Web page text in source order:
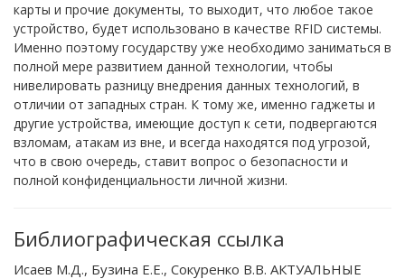
карты и прочие документы, то выходит, что любое такое
устройство, будет использовано в качестве RFID системы.
Именно поэтому государству уже необходимо заниматься в
полной мере развитием данной технологии, чтобы
нивелировать разницу внедрения данных технологий, в
отличии от западных стран. К тому же, именно гаджеты и
другие устройства, имеющие доступ к сети, подвергаются
взломам, атакам из вне, и всегда находятся под угрозой,
что в свою очередь, ставит вопрос о безопасности и
полной конфиденциальности личной жизни.
Библиографическая ссылка
Исаев М.Д., Бузина Е.Е., Сокуренко В.В. АКТУАЛЬНЫЕ